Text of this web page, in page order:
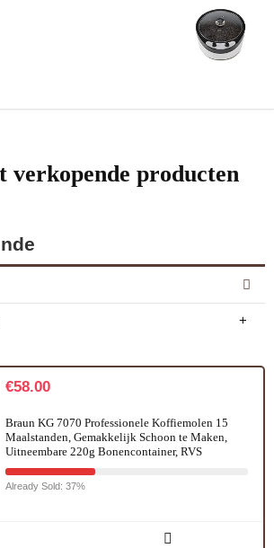
verkopende producten
€58.00
Braun KG 7070 Professionele Koffiemolen 15
Maalstanden, Gemakkelijk Schoon te Maken,
Uitneembare 220g Bonencontainer, RVS
Already Sold: 37%